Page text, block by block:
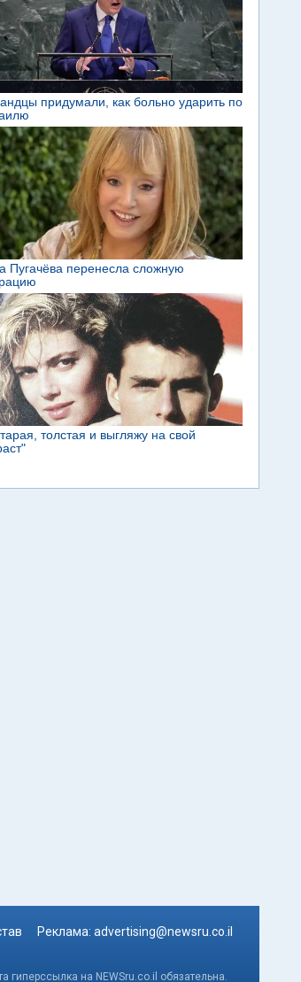
Реклама: advertising@newsru.co.il
гиперссылка на NEWSru.co.il обязательна.